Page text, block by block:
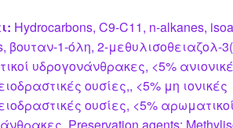
Hydrocarbons, C9-C11, n-alkanes,
βουταν-1-όλη, 2-μεθυλισοθειαζολ-
υδρογονάνθρακες, <5%
ουσίες,, <5% μη ιονικές
ουσίες, <5% αρωματικοί